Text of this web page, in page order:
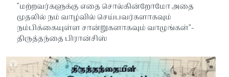
“மற்றவர்களுக்கு எதை சொல்கின்றோமோ அதை
முதலில் நம் வாழ்வில் செய்பவர்களாகவும்
நம்பிக்கையுள்ள சான்றுகளாகவும் வாழுங்கள்”-
திருத்தந்தை பிரான்சிஸ்